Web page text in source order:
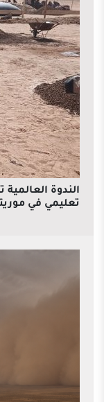
الندوة
تعليمي في